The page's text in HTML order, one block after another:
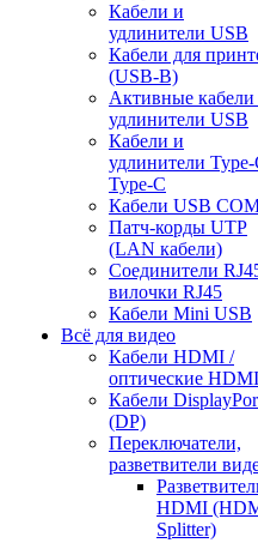
Кабели и
удлинители USB
Кабели для
(USB-B)
Активные кабели
удлинители USB
Кабели и
удлинители
Type-C
Кабели USB
Патч-корды UTP
(LAN кабели)
Соединители
вилочки RJ45
Кабели Mini USB
Всё для видео
Кабели HDMI /
оптические HDMI
Кабели
(DP)
Переключатели,
разветвители
HDMI
Splitter)